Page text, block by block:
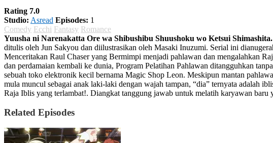
Rating 7.0
Studio: Asread Episodes: 1
Comedy Ecchi Fantasy Romance
Yuusha ni Narenakatta Ore wa Shibushibu Shuushoku wo Ketsui Shimashita.
ditulis oleh Jun Sakyou dan diilustrasikan oleh Masaki Inuzumi. Serial ini
Menceritakan Raul Chaser yang Bermimpi menjadi pahlawan dan mengalahkan
dan perdamaian kembali ke dunia, Program Pelatihan Pahlawan ditangguhkan
sebuah toko elektronik kecil bernama Magic Shop Leon. Meskipun mantan
mula muncul sebagai anak laki-laki dengan wajah tampan, “dia” ternyata adalah
Raja Iblis yang terlambat!. Diangkat tanggung jawab untuk melatih karyawan
Related Episodes